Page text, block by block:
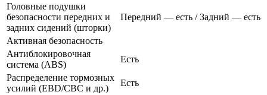
Головные подушки
безопасности передних и
задних сидений (шторки)
Передний — есть / Задний — есть
Активная безопасность
Антиблокировочная
система (ABS)
Есть
Распределение тормозных
усилий (EBD/CBC и др.)
Есть